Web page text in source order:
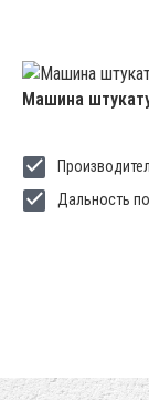
Машина
Дальность